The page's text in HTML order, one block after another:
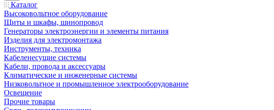
Каталог
Высоковольтное оборудование
Щиты и шкафы, шинопровод
Генераторы электроэнергии и элементы питания
Изделия для электромонтажа
Инструменты, техника
Кабеленесущие системы
Кабели, провода и аксессуары
Климатические и инженерные системы
Низковольтное и промышленное электрооборудование
Освещение
Прочие товары